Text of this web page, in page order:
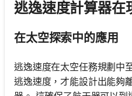
逃逸速度計算器在
在太空探索中的應用
逃逸速度在太空任務規劃中
逃逸速度，才能設計出能夠